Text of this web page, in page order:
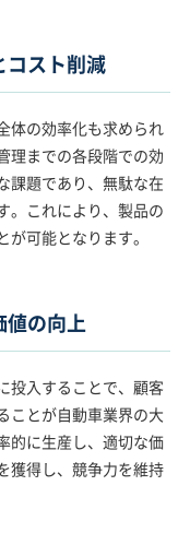
コスト削減
体の効率化も求められ
理までの各段階での効
課題であり、無駄な在
。これにより、製品の
可能となります。
値の向上
投入することで、顧客
ことが自動車業界の大
的に生産し、適切な価
獲得し、競争力を維持